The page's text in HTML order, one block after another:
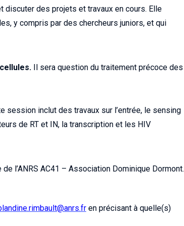
discuter des projets et travaux en cours. Elle
y compris par des chercheurs juniors, et qui
Il sera question du traitement précoce des
session inclut des travaux sur l’entrée, le sensing
de RT et IN, la transcription et les HIV
l’ANRS AC41 – Association Dominique Dormont.
en précisant à quelle(s)